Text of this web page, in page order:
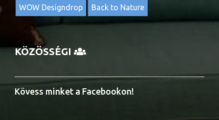
WOW Designdrop Back to Nature
KÖZÖSSÉGI
Kövess minket a Facebookon!